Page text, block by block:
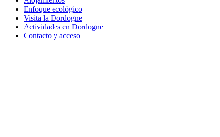
Enfoque ecológico
Visita la Dordogne
Actividades en Dordogne
Contacto y acceso